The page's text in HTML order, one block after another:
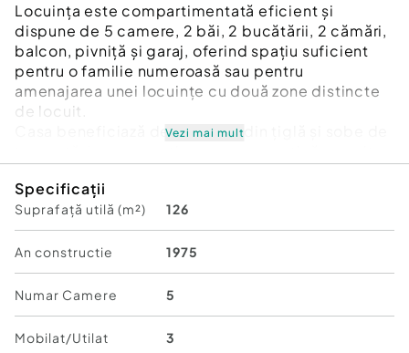
Locuința este compartimentată eficient și
dispune de 5 camere, 2 băi, 2 bucătării, 2 cămări,
balcon, pivniță și garaj, oferind spațiu suficient
pentru o familie numeroasă sau pentru
amenajarea unei locuințe cu două zone distincte
de locuit.
Casa beneficiază de acoperiș din țiglă și sobe de
propriile preferințe. Pivnița și spațiile de
depozitare reprezintă un avantaj important pentru
organizarea eficientă a locuinței.
Situată într-o zonă apreciată, cu acces facil către
școli, magazine și mijloace de transport, această
proprietate reprezintă o oportunitate excelentă
atât pentru locuit, cât și pentru investiție.
Vezi mai mult
Specificații
Suprafață utilă (m²) 126
An constructie 1975
Numar Camere 5
Mobilat/Utilat 3